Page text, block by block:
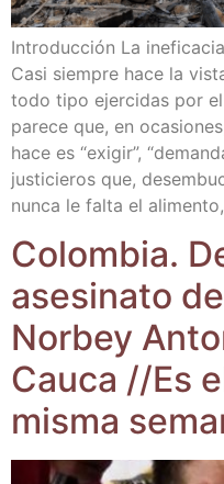
Intro­duc­ción La
Casi siem­pre hace la
todo tipo ejer­ci­das por
pare­ce que, en
hace es “exi­gir”,
jus­ti­cie­ros que,
nun­ca le fal­ta el
Colom­bia.
ase­si­na­to
Nor­bey
Cau­ca /​/​Es
mis­ma